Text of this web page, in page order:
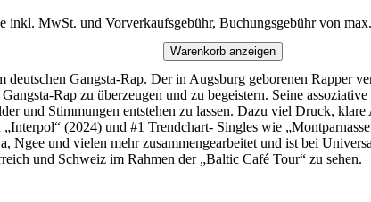
inkl. MwSt. und Vorverkaufsgebühr, Buchungsgebühr von
Warenkorb anzeigen
Gangsta-Rap. Der in Augsburg geborenen Rapper
Rap zu überzeugen und zu begeistern. Seine
und Stimmungen entstehen zu lassen. Dazu viel Druck,
(2024) und #1 Trendchart- Singles wie
und vielen mehr zusammengearbeitet und ist bei
und Schweiz im Rahmen der „Baltic Café Tour“ zu sehen.